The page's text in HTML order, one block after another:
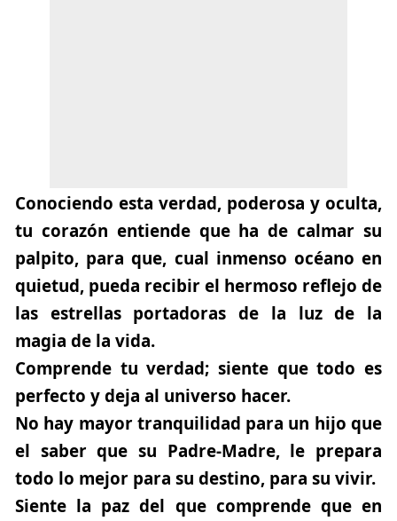
Conociendo esta verdad, poderosa y oculta,
tu corazón entiende que ha de calmar su
palpito, para que, cual inmenso océano en
quietud, pueda recibir el hermoso reflejo de
las estrellas portadoras de la luz de la
magia de la vida.
Comprende tu verdad; siente que todo es
perfecto y deja al universo hacer.
No hay mayor tranquilidad para un hijo que
el saber que su Padre-Madre, le prepara
todo lo mejor para su destino, para su vivir.
Siente la paz del que comprende que en